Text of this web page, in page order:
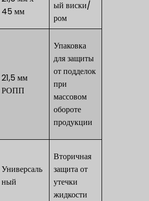
45 мм
ый виски/
ром
21,5 мм
РОПП
Упаковка
для защиты
от подделок
при
массовом
обороте
продукции
Универсаль
ный
Вторичная
защита от
утечки
жидкости